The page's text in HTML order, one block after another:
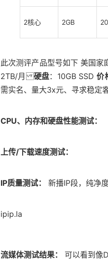
2核心 2GB
此次测评产品型号如下 美国家
2TB/月硬盘：10GB SSD价
需实名、量大3x元、寻求稳定
CPU、内存和硬盘性能测试：
上传/下载速度测试：
IP质量测试： 新播IP段，纯净
ipip.la
流媒体测试结果： 可以看到像